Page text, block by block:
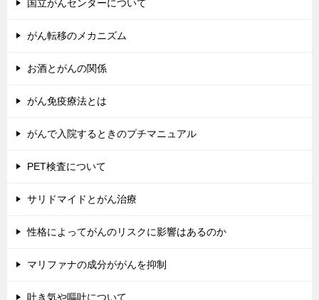
国立がんセンターについて
がん転移のメカニズム
お酒とがんの関係
がん免疫療法とは
がんで入院するときのプチマニュアル
PET検査について
サリドマイドとがん治療
性格によってがんのリスクに影響はあるのか
マリファナの成分ががんを抑制
吐き気や嘔吐について